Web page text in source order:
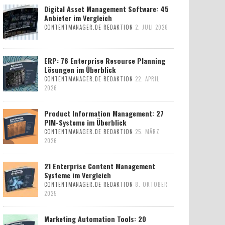
Digital Asset Management Software: 45
Anbieter im Vergleich
CONTENTMANAGER.DE REDAKTION 2. JULI 2026
ERP: 76 Enterprise Resource Planning
Lösungen im Überblick
CONTENTMANAGER.DE REDAKTION 22. APRIL
2026
Product Information Management: 27
PIM-Systeme im Überblick
CONTENTMANAGER.DE REDAKTION 25. MÄRZ
2026
21 Enterprise Content Management
Systeme im Vergleich
CONTENTMANAGER.DE REDAKTION 8. OKTOBER
2025
Marketing Automation Tools: 20